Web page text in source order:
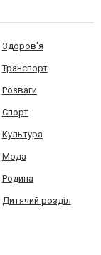
Здоров'я
Транспорт
Розваги
Спорт
Культура
Мода
Родина
Дитячий розділ